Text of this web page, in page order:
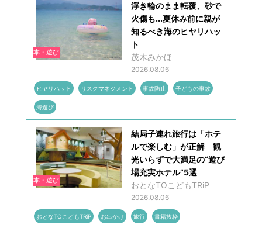
本・遊び
浮き輪のまま転覆、砂で
火傷も...夏休み前に親が
知るべき海のヒヤリハッ
ト
茂木みかほ
2026.08.06
ヒヤリハット リスクマネジメント 事故防止 子どもの事故
海遊び
本・遊び
結局子連れ旅行は「ホテ
ルで楽しむ」が正解 観
光いらずで大満足の“遊び
場充実ホテル”5選
おとなTOこどもTRiP
2026.08.06
おとなTOこどもTRiP お出かけ 旅行 書籍抜粋